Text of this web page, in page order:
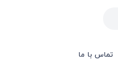
تماس با ما